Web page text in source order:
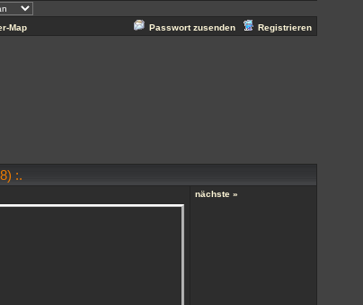
Map Passwort zusenden Registrieren
:.
nächste »